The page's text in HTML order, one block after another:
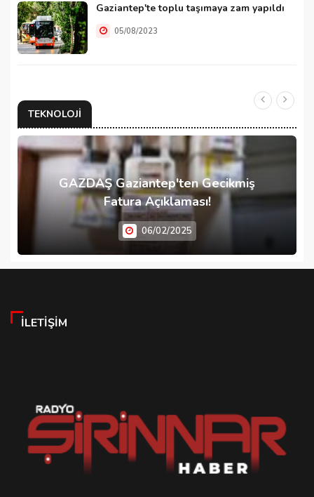
Gaziantep'te toplu taşımaya zam yapıldı
05/08/2023
TEKNOLOJI
GAZDAŞ Gaziantep'ten Gecikmiş
Fatura Açıklaması!
06/02/2025
İLETIŞIM